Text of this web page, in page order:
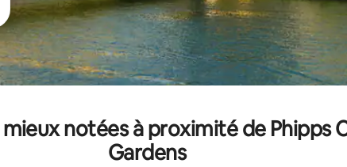
notées à proximité de Phipps
Gardens